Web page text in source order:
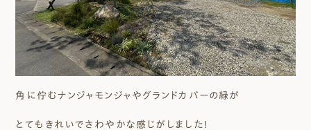
角に佇むナンジャモンジャやグランドカバーの緑が
とてもきれいでさわやかな感じがしました！